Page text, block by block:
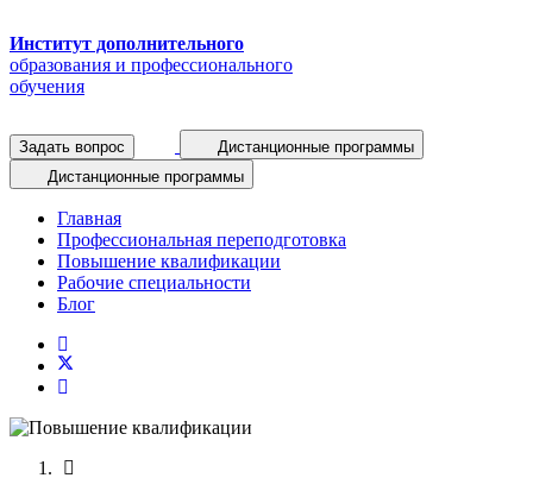
Институт дополнительного
образования и профессионального
обучения
Задать вопрос
Дистанционные программы
Дистанционные программы
Главная
Профессиональная переподготовка
Повышение квалификации
Рабочие специальности
Блог